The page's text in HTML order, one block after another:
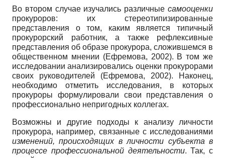
Во втором случае изучались различные самооценки
прокуроров: их стереотипизированные
представления о том, каким является типичный
прокурорский работник, а также рефлексивные
представления об образе прокурора, сложившемся в
общественном мнении (Ефремова, 2002). В том же
исследовании анализировались оценки прокурорами
своих руководителей (Ефремова, 2002). Наконец,
необходимо отметить исследования, в которых
прокуроры формулировали свои представления о
профессионально непригодных коллегах.
Возможны и другие подходы к анализу личности
прокурора, например, связанные с исследованиями
изменений, происходящих в личности субъекта в
процессе профессиональной деятельности. Так, с